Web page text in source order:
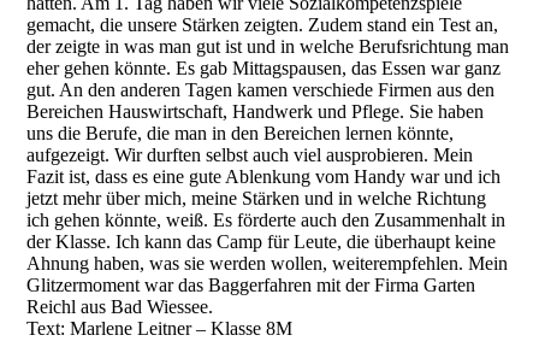
gemacht, die unsere Stärken zeigten. Zudem stand ein Test an,
der zeigte in was man gut ist und in welche Berufsrichtung man
eher gehen könnte. Es gab Mittagspausen, das Essen war ganz
gut. An den anderen Tagen kamen verschiede Firmen aus den
Bereichen Hauswirtschaft, Handwerk und Pflege. Sie haben
uns die Berufe, die man in den Bereichen lernen könnte,
aufgezeigt. Wir durften selbst auch viel ausprobieren. Mein
Fazit ist, dass es eine gute Ablenkung vom Handy war und ich
jetzt mehr über mich, meine Stärken und in welche Richtung
ich gehen könnte, weiß. Es förderte auch den Zusammenhalt in
der Klasse. Ich kann das Camp für Leute, die überhaupt keine
Ahnung haben, was sie werden wollen, weiterempfehlen. Mein
Glitzermoment war das Baggerfahren mit der Firma Garten
Reichl aus Bad Wiessee.
Text: Marlene Leitner – Klasse 8M